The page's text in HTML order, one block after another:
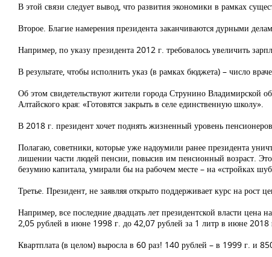
В этой связи следует вывод, что развития экономики в рамках
Второе. Благие намерения президента заканчиваются дурными
Например, по указу президента 2012 г. требовалось увеличить
В результате, чтобы исполнить указ (в рамках бюджета) – число
Об этом свидетельствуют жители города Струнино Владимирской
Алтайского края: «Готовятся закрыть в селе единственную школу».
В 2018 г. президент хочет поднять жизненный уровень
Полагаю, советники, которые уже надоумили ранее президента
лишении части людей пенсии, повысив им пенсионный возраст.
безумию капитала, умирали бы на рабочем месте – на «стройках
Третье. Президент, не заявляя открыто поддерживает курс на рост
Например, все последние двадцать лет президентской власти
2,05 рублей в июне 1998 г. до 42,07 рублей за 1 литр в июне 2018
Квартплата (в целом) выросла в 60 раз! 140 рублей – в 1999 г. и